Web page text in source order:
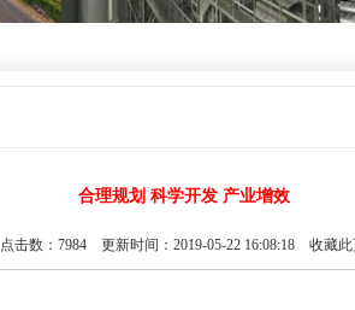
合理规划 科学开发 产业增效
点击数：7984 更新时间：2019-05-22 16:08:18 收藏